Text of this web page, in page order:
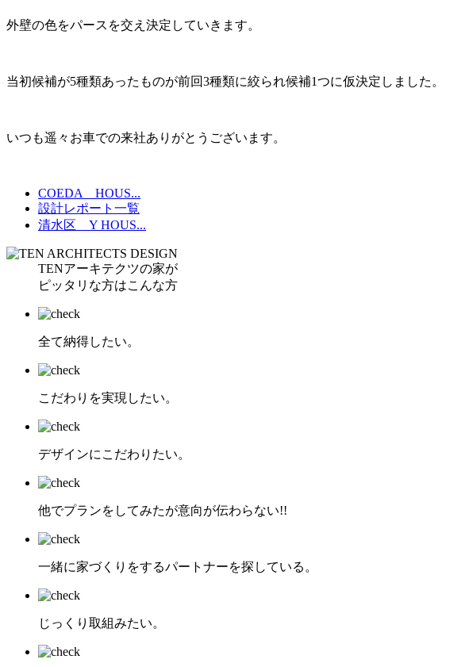
外壁の色をパースを交え決定していきます。
当初候補が5種類あったものが前回3種類に絞られ候補1つに仮決定しました。
いつも遥々お車での来社ありがとうございます。
COEDA HOUS...
設計レポート一覧
清水区 Y HOUS...
TENアーキテクツの家が
ピッタリな方はこんな方
全て納得したい。
こだわりを実現したい。
デザインにこだわりたい。
他でプランをしてみたが意向が伝わらない!!
一緒に家づくりをするパートナーを探している。
じっくり取組みたい。